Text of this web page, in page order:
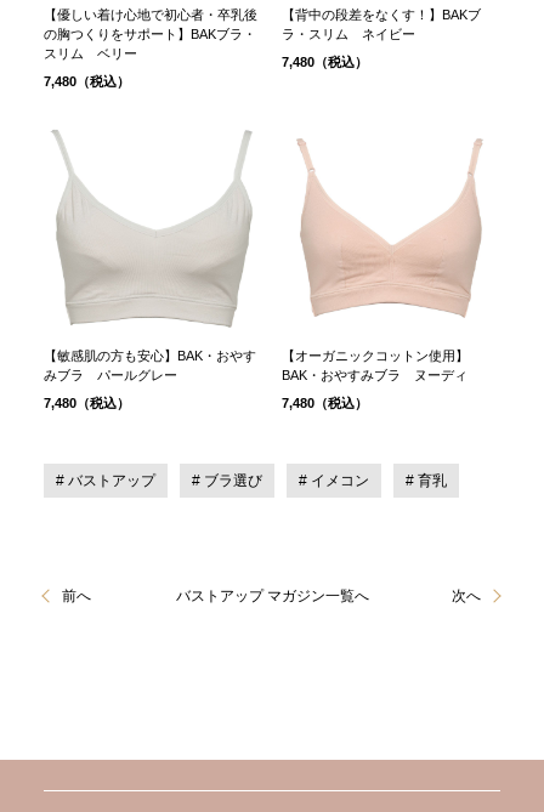
【優しい着け心地で初心者・卒乳後
の胸つくりをサポート】BAKブラ・
スリム ベリー
7,480（税込）
【背中の段差をなくす！】BAKブ
ラ・スリム ネイビー
7,480（税込）
【敏感肌の方も安心】BAK・おやす
みブラ パールグレー
7,480（税込）
【オーガニックコットン使用】
BAK・おやすみブラ ヌーディ
7,480（税込）
バストアップ ブラ選び イメコン 育乳
前へ バストアップ マガジン一覧へ 次へ